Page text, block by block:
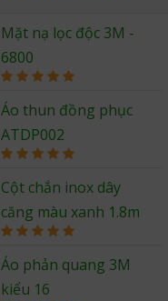
Mặt nạ lọc độc 3M -
6800
out of 5
Áo thun đồng phục
ATDP002
out of 5
Cột chắn inox dây
căng màu xanh 1.8m
out of 5
Áo phản quang 3M
kiểu 16